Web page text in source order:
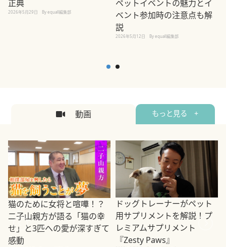
正典
2026年5月29日 By equall編集部
ペットイベントの魅力とイ
ベント参加時の注意点も解
説
2026年5月12日 By equall編集部
動画 もっと見る +
猫のために女将と喧嘩！？
二子山親方が語る「猫の幸
せ」と3匹への愛が深すぎて
感動
ドッグトレーナーがペット
用サプリメントを解説！プ
レミアムサプリメント
『Zesty Paws』